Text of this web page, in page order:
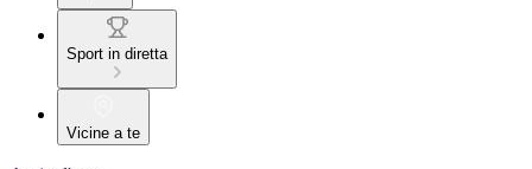
Sport in diretta
Vicine a te